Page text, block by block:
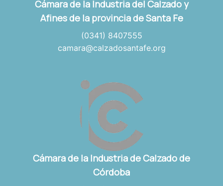
Cámara de la Industria del Calzado y
Afines de la provincia de Santa Fe
(0341) 8407555
camara@calzadosantafe.org
Cámara de la Industria de Calzado de
Córdoba